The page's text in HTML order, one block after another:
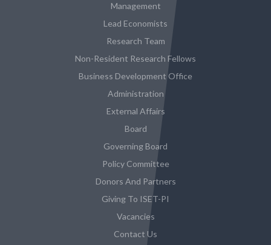
Management
Lead Economists
Research Team
Non-Resident Research Fellows
Business Development Office
Administration
External Affairs
Board
Governing Board
Policy Committee
Donors And Partners
Giving To ISET-PI
Vacancies
Contact Us